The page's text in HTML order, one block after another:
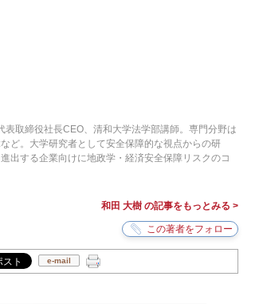
取締役社長CEO、清和大学法学部講師。専門分野は
ど。大学研究者として安全保障的な視点からの研
出する企業向けに地政学・経済安全保障リスクのコ
和田 大樹 の記事をもっとみる >
e-mail